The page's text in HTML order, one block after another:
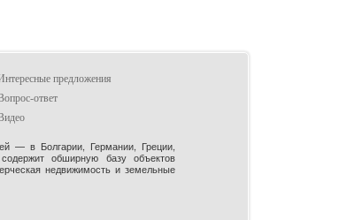
предложения
ответ
— в Болгарии, Германии, Греции,
обширную базу объектов
недвижимость и земельные